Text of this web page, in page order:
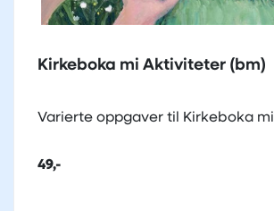
Kirkeboka mi Aktiviteter (bm)
Varierte oppgaver til Kirkeboka mi
49,-